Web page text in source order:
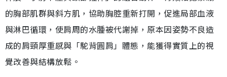
的胸部肌群與斜方肌，協助胸腔重新打開，促進局部血液
與淋巴循環，使肩周的水腫被代謝掉，原本因姿勢不良造
成的肩頸厚重感與「駝背圓肩」體態，能獲得實質上的視
覺改善與結構放鬆。